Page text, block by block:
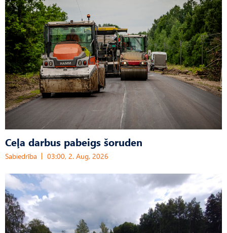
Ceļa darbus pabeigs šoruden
Sabiedrība 03:00, 2. Aug, 2026